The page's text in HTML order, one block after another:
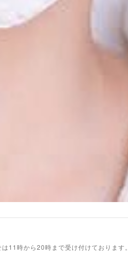
11時から20時まで受け付けております。